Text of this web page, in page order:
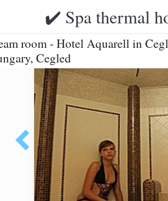
✔️ Spa thermal
room - Hotel Aquarell in
Cegled